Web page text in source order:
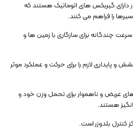
دارای گیربکس های اتوماتیک هستند که
را فراهم می کنند.
چندگانه برای سازگاری با زمین ها و
و پایداری لازم را برای حرکت و عملکرد موثر
عریض و ناهموار برای تحمل وزن خود و
هستند.